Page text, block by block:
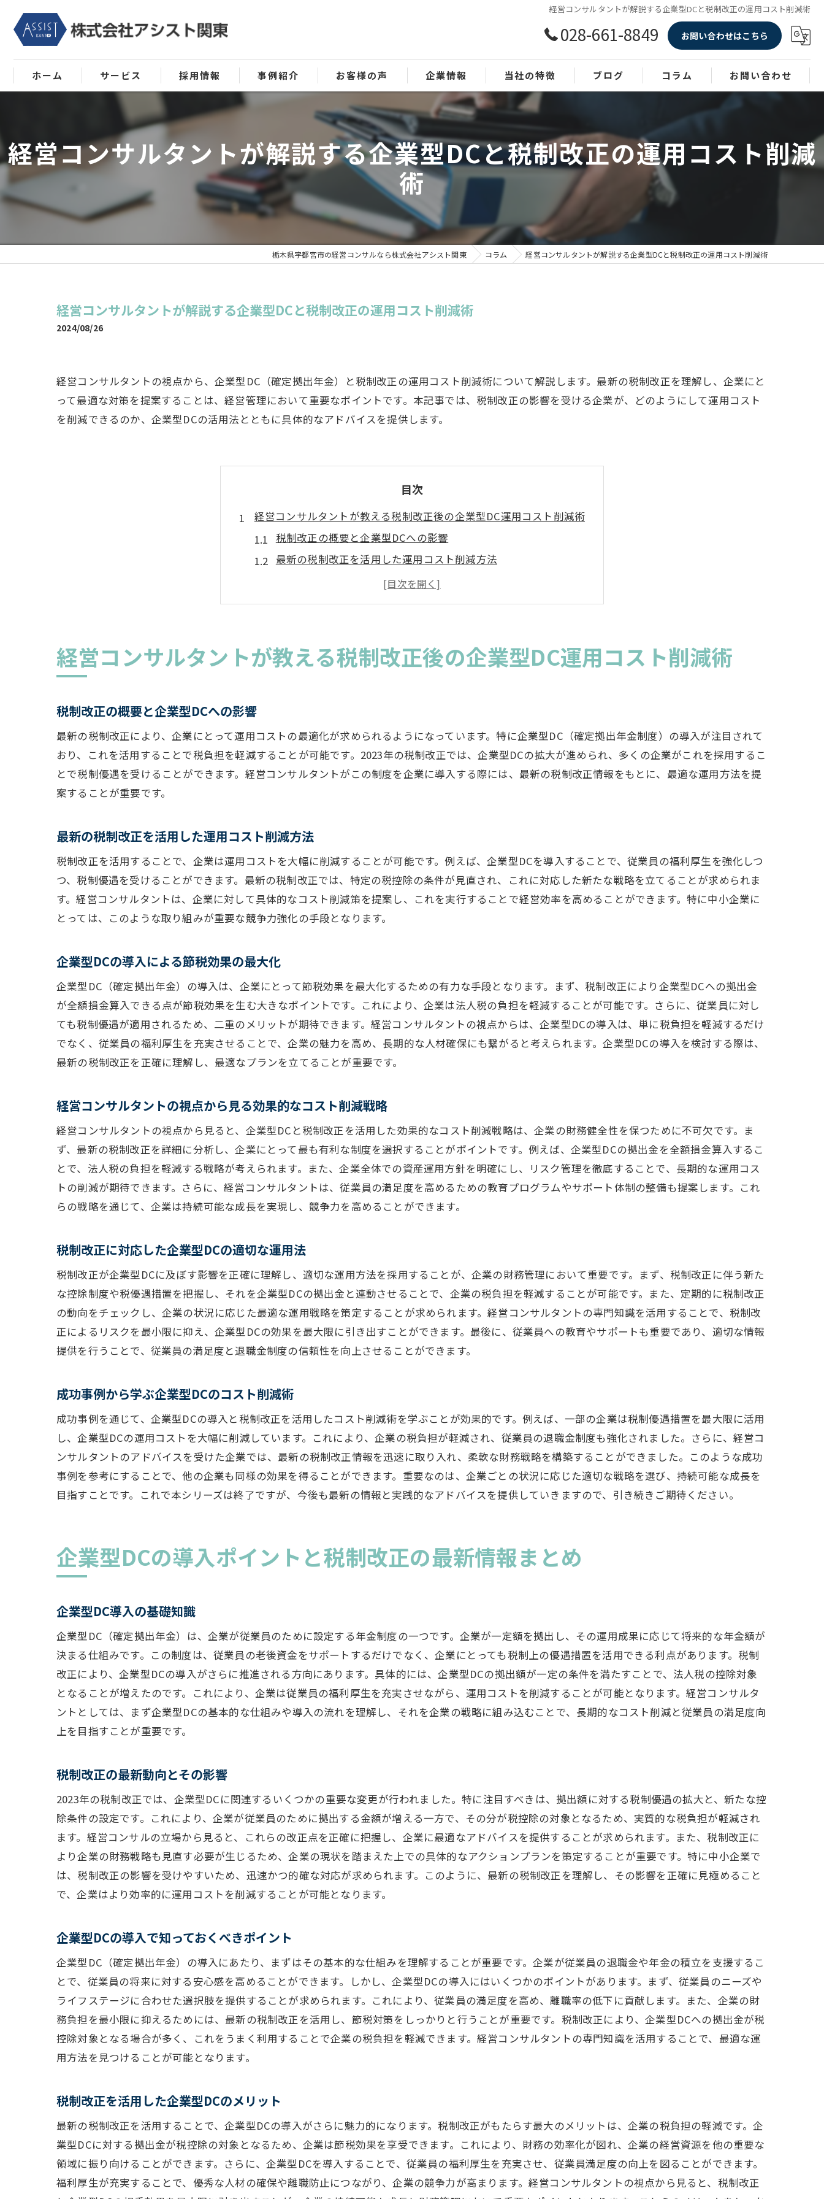
経営コンサルタントが解説する企業型DCと税制改正の運用コスト削減術
028-661-8849 お問い合わせはこちら
ホーム サービス
将軍の日について
MAS監査について
会計の自動化･自計化について
採用情報 事例紹介 お客様の声 企業情報 当社の特徴
事業承継
資金繰り
業績回復
MAS監査
ブログ コラム お問い合わせ
経営コンサルタントが解説する企業型DCと税制改正の運用コスト削減
術
栃木県宇都宮市の経営コンサルなら株式会社アシスト関東 コラム 経営コンサルタントが解説する企業型DCと税制改正の運用コスト削減術
経営コンサルタントが解説する企業型DCと税制改正の運用コスト削減術
2024/08/26
経営コンサルタントの視点から、企業型DC（確定拠出年金）と税制改正の運用コスト削減術について解説します。最新の税制改正を理解し、企業にと
って最適な対策を提案することは、経営管理において重要なポイントです。本記事では、税制改正の影響を受ける企業が、どのようにして運用コスト
を削減できるのか、企業型DCの活用法とともに具体的なアドバイスを提供します。
目次
経営コンサルタントが教える税制改正後の企業型DC運用コスト削減術
税制改正の概要と企業型DCへの影響
最新の税制改正を活用した運用コスト削減方法
企業型DCの導入による節税効果の最大化
経営コンサルタントの視点から見る効果的なコスト削減戦略
成功事例から学ぶ企業型DCのコスト削減術
企業型DCの導入ポイントと税制改正の最新情報まとめ
企業型DCの導入で知っておくべきポイント
税制改正を活用した企業型DCのメリット
企業型DCの導入に必要な手続きと注意点
税制改正による企業型DCへの直接的な影響
税制改正に対応するための企業型DC運用の見直し
税制改正後の企業型DC運用のベストプラクティス
企業型DCと税制改正の法的側面の理解
経営コンサルタントの視点から見るリスク管理
経営コンサルタントが語る企業型DCと税制改正の相乗効果
企業型DCと税制改正の組み合わせで得られるメリット
企業型DCの運用改善と税制改正のシナジー効果
コスト削減と従業員満足度向上の両立
税制改正を活用した企業型DCの戦略的メリット
企業型DCと税制改正の相乗効果を最大化する方法
税制改正をフル活用するための企業型DC運用術
税制改正を活かしたコスト削減の具体的なプロセス
企業型DC運用のコスト最適化に必要なステップ
税制改正を取り入れた企業型DCの運用モデル
企業型DCの運用コスト削減に寄与する最新ツール
税制改正後の企業型DC運用で経営コンサルタントが推奨する戦略
税制改正後の企業型DC運用戦略の選択肢
経営コンサルタントが提案する具体的なアプローチ
企業型DCの運用効率を上げるための戦略
税制改正後の企業型DCのベストプラクティス
企業型DC運用の最適化に向けた実践的アドバイス
企業型DC活用で運用コストを削減するための税制改正対応策
企業型DCを活用した運用コスト削減の基本戦略
税制改正に対応するための企業型DC見直し策
企業型DCの運用コスト削減に効果的な税制改正の利用方法
経営コンサルタントが提案する具体的な対応策
企業型DCの運用コスト削減を実現するためのステップ
経営コンサルが解説する税制改正と企業型DCの運用コスト削減の実例
経営コンサルタントの視点から見る成功事例の分析
税制改正と企業型DCを組み合わせた効果的な運用事例
企業型DCの運用改善による具体的な成果
成功事例から学ぶ税制改正と企業型DCの効果的活用法
経営コンサルタントが教える税制改正後の企業型DC運用コスト削減術
税制改正の概要と企業型DCへの影響
最新の税制改正により、企業にとって運用コストの最適化が求められるようになっています。特に企業型DC（確定拠出年金制度）の導入が注目されて
おり、これを活用することで税負担を軽減することが可能です。2023年の税制改正では、企業型DCの拡大が進められ、多くの企業がこれを採用するこ
とで税制優遇を受けることができます。経営コンサルタントがこの制度を企業に導入する際には、最新の税制改正情報をもとに、最適な運用方法を提
案することが重要です。
最新の税制改正を活用した運用コスト削減方法
税制改正を活用することで、企業は運用コストを大幅に削減することが可能です。例えば、企業型DCを導入することで、従業員の福利厚生を強化しつ
つ、税制優遇を受けることができます。最新の税制改正では、特定の税控除の条件が見直され、これに対応した新たな戦略を立てることが求められま
す。経営コンサルタントは、企業に対して具体的なコスト削減策を提案し、これを実行することで経営効率を高めることができます。特に中小企業に
とっては、このような取り組みが重要な競争力強化の手段となります。
企業型DCの導入による節税効果の最大化
企業型DC（確定拠出年金）の導入は、企業にとって節税効果を最大化するための有力な手段となります。まず、税制改正により企業型DCへの拠出金
が全額損金算入できる点が節税効果を生む大きなポイントです。これにより、企業は法人税の負担を軽減することが可能です。さらに、従業員に対し
ても税制優遇が適用されるため、二重のメリットが期待できます。経営コンサルタントの視点からは、企業型DCの導入は、単に税負担を軽減するだけ
でなく、従業員の福利厚生を充実させることで、企業の魅力を高め、長期的な人材確保にも繋がると考えられます。企業型DCの導入を検討する際は、
最新の税制改正を正確に理解し、最適なプランを立てることが重要です。
経営コンサルタントの視点から見る効果的なコスト削減戦略
経営コンサルタントの視点から見ると、企業型DCと税制改正を活用した効果的なコスト削減戦略は、企業の財務健全性を保つために不可欠です。ま
ず、最新の税制改正を詳細に分析し、企業にとって最も有利な制度を選択することがポイントです。例えば、企業型DCの拠出金を全額損金算入するこ
とで、法人税の負担を軽減する戦略が考えられます。また、企業全体での資産運用方針を明確にし、リスク管理を徹底することで、長期的な運用コス
トの削減が期待できます。さらに、経営コンサルタントは、従業員の満足度を高めるための教育プログラムやサポート体制の整備も提案します。これ
らの戦略を通じて、企業は持続可能な成長を実現し、競争力を高めることができます。
税制改正に対応した企業型DCの適切な運用法
税制改正が企業型DCに及ぼす影響を正確に理解し、適切な運用方法を採用することが、企業の財務管理において重要です。まず、税制改正に伴う新た
な控除制度や税優遇措置を把握し、それを企業型DCの拠出金と連動させることで、企業の税負担を軽減することが可能です。また、定期的に税制改正
の動向をチェックし、企業の状況に応じた最適な運用戦略を策定することが求められます。経営コンサルタントの専門知識を活用することで、税制改
正によるリスクを最小限に抑え、企業型DCの効果を最大限に引き出すことができます。最後に、従業員への教育やサポートも重要であり、適切な情報
提供を行うことで、従業員の満足度と退職金制度の信頼性を向上させることができます。
成功事例から学ぶ企業型DCのコスト削減術
成功事例を通じて、企業型DCの導入と税制改正を活用したコスト削減術を学ぶことが効果的です。例えば、一部の企業は税制優遇措置を最大限に活用
し、企業型DCの運用コストを大幅に削減しています。これにより、企業の税負担が軽減され、従業員の退職金制度も強化されました。さらに、経営コ
ンサルタントのアドバイスを受けた企業では、最新の税制改正情報を迅速に取り入れ、柔軟な財務戦略を構築することができました。このような成功
事例を参考にすることで、他の企業も同様の効果を得ることができます。重要なのは、企業ごとの状況に応じた適切な戦略を選び、持続可能な成長を
目指すことです。これで本シリーズは終了ですが、今後も最新の情報と実践的なアドバイスを提供していきますので、引き続きご期待ください。
企業型DCの導入ポイントと税制改正の最新情報まとめ
企業型DC導入の基礎知識
企業型DC（確定拠出年金）は、企業が従業員のために設定する年金制度の一つです。企業が一定額を拠出し、その運用成果に応じて将来的な年金額が
決まる仕組みです。この制度は、従業員の老後資金をサポートするだけでなく、企業にとっても税制上の優遇措置を活用できる利点があります。税制
改正により、企業型DCの導入がさらに推進される方向にあります。具体的には、企業型DCの拠出額が一定の条件を満たすことで、法人税の控除対象
となることが増えたのです。これにより、企業は従業員の福利厚生を充実させながら、運用コストを削減することが可能となります。経営コンサルタ
ントとしては、まず企業型DCの基本的な仕組みや導入の流れを理解し、それを企業の戦略に組み込むことで、長期的なコスト削減と従業員の満足度向
上を目指すことが重要です。
税制改正の最新動向とその影響
2023年の税制改正では、企業型DCに関連するいくつかの重要な変更が行われました。特に注目すべきは、拠出額に対する税制優遇の拡大と、新たな控
除条件の設定です。これにより、企業が従業員のために拠出する金額が増える一方で、その分が税控除の対象となるため、実質的な税負担が軽減され
ます。経営コンサルの立場から見ると、これらの改正点を正確に把握し、企業に最適なアドバイスを提供することが求められます。また、税制改正に
より企業の財務戦略も見直す必要が生じるため、企業の現状を踏まえた上での具体的なアクションプランを策定することが重要です。特に中小企業で
は、税制改正の影響を受けやすいため、迅速かつ的確な対応が求められます。このように、最新の税制改正を理解し、その影響を正確に見極めること
で、企業はより効率的に運用コストを削減することが可能となります。
企業型DCの導入で知っておくべきポイント
企業型DC（確定拠出年金）の導入にあたり、まずはその基本的な仕組みを理解することが重要です。企業が従業員の退職金や年金の積立を支援するこ
とで、従業員の将来に対する安心感を高めることができます。しかし、企業型DCの導入にはいくつかのポイントがあります。まず、従業員のニーズや
ライフステージに合わせた選択肢を提供することが求められます。これにより、従業員の満足度を高め、離職率の低下に貢献します。また、企業の財
務負担を最小限に抑えるためには、最新の税制改正を活用し、節税対策をしっかりと行うことが重要です。税制改正により、企業型DCへの拠出金が税
控除対象となる場合が多く、これをうまく利用することで企業の税負担を軽減できます。経営コンサルタントの専門知識を活用することで、最適な運
用方法を見つけることが可能となります。
税制改正を活用した企業型DCのメリット
最新の税制改正を活用することで、企業型DCの導入がさらに魅力的になります。税制改正がもたらす最大のメリットは、企業の税負担の軽減です。企
業型DCに対する拠出金が税控除の対象となるため、企業は節税効果を享受できます。これにより、財務の効率化が図れ、企業の経営資源を他の重要な
領域に振り向けることができます。さらに、企業型DCを導入することで、従業員の福利厚生を充実させ、従業員満足度の向上を図ることができます。
福利厚生が充実することで、優秀な人材の確保や離職防止につながり、企業の競争力が高まります。経営コンサルタントの視点から見ると、税制改正